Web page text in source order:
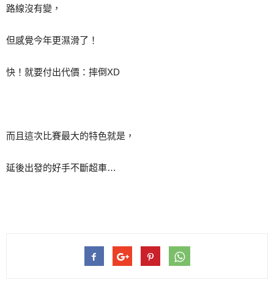
路線沒有變，
但感覺今年更濕滑了！
快！就要付出代價：摔倒XD
而且這次比賽最大的特色就是，
延後出發的好手不斷超車…